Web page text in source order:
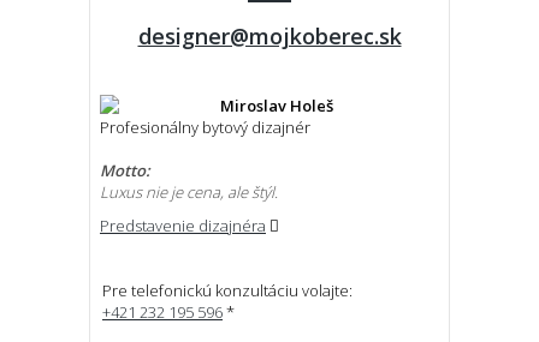
designer@mojkoberec.sk
Miroslav Holeš
Profesionálny bytový dizajnér
Motto:
Luxus nie je cena, ale štýl.
Predstavenie dizajnéra
Pre telefonickú konzultáciu volajte:
+421 232 195 596*